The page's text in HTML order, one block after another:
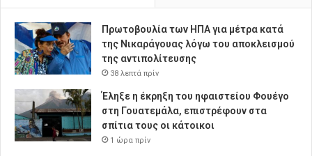
Πρωτοβουλία των ΗΠΑ για μέτρα κατά
της Νικαράγουας λόγω του αποκλεισμού
της αντιπολίτευσης
38 λεπτά πρίν
Έληξε η έκρηξη του ηφαιστείου Φουέγο
στη Γουατεμάλα, επιστρέφουν στα
σπίτια τους οι κάτοικοι
1 ώρα πρίν